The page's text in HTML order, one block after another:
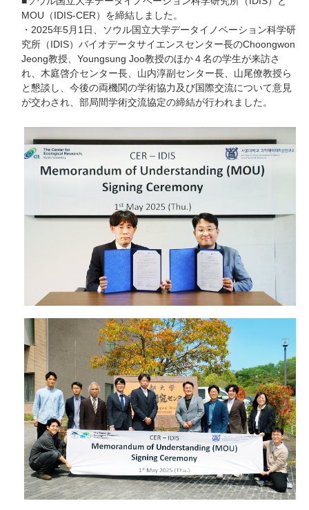
MOU（IDIS-CER）を締結しました。
・2025年5月1日、ソウル国立大学データイノベーション科学研
究所（IDIS）バイオデータサイエンスセンター長のChoongwon
Jeong教授、Youngsung Joo教授のほか４名の学生が来訪さ
れ、木庭啓介センター長、山内淳副センター長、山尾僚教授ら
と懇談し、今後の両機関の学術協力及び国際交流について意見
が交わされ、部局間学術交流協定の締結が行われました。